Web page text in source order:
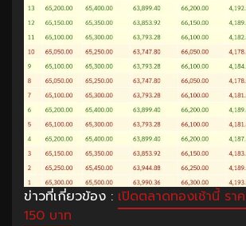
ข่าวที่เกี่ยวข้อง : เปิดตลาดทองเช้านี้ รา
150 บาท